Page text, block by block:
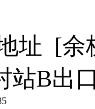
址 [余
站B出